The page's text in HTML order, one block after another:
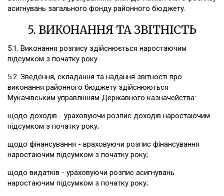
асигнувань загального фонду районного бюджету.
5. ВИКОНАННЯ ТА ЗВІТНІСТЬ
5.1. Виконання розпису здійснюється наростаючим
підсумком з початку року.
5.2. Зведення, складання та надання звітності про
виконання районного бюджету здійснюються
Мукачівським управлінням Державного казначейства:
щодо доходів - ураховуючи розпис доходів наростаючим
підсумком з початку року;
щодо фінансування - враховуючи розпис фінансування
наростаючим підсумком з початку року;
щодо видатків - ураховуючи розпис асигнувань
наростаючим підсумком з початку року;